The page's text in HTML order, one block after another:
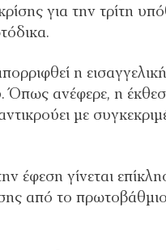
για την τρίτη
η
ανέφερε, η έκθεση
με
έφεση γίνεται
από το